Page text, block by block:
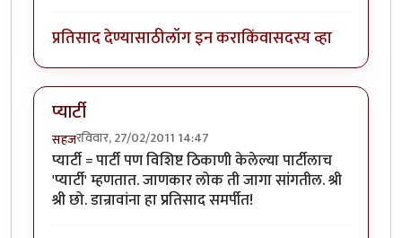
प्रतिसाद देण्यासाठीलॉग इन कराकिंवासदस्य व्हा
प्यार्टी
सहजरविवार, 27/02/2011 14:47
प्यार्टी = पार्टी पण विशिष्ट ठिकाणी केलेल्या पार्टीलाच
'प्यार्टी' म्हणतात. जाणकार लोक ती जागा सांगतील. श्री
श्री छो. डान्रावांना हा प्रतिसाद समर्पीत!